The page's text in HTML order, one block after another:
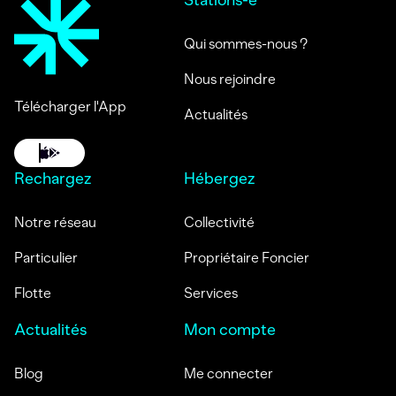
Télécharger l'App
Qui sommes-nous ?
Nous rejoindre
Actualités
Rechargez
Notre réseau
Particulier
Flotte
Hébergez
Collectivité
Propriétaire Foncier
Services
Actualités
Blog
Mon compte
Me connecter